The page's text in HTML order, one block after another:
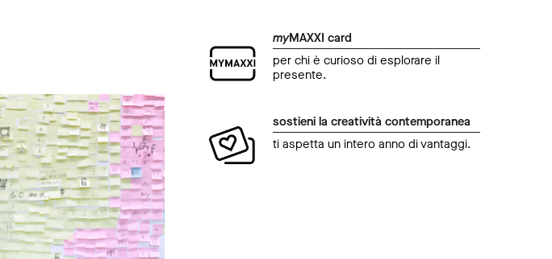
myMAXXI card
per chi è curioso di esplorare il
presente.
sostieni la creatività contemporanea
ti aspetta un intero anno di vantaggi.